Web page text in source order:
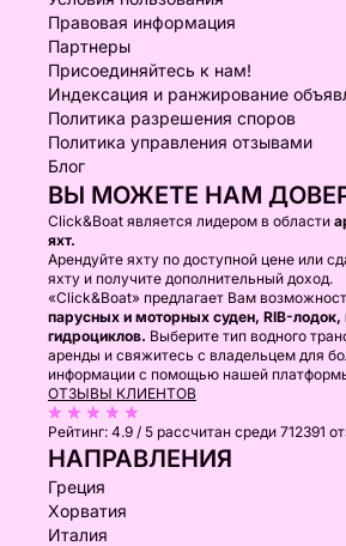
Правовая информация
Партнеры
Присоединяйтесь к нам!
Индексация и ранжирование
Политика разрешения споров
Политика управления отзывами
Блог
ВЫ МОЖЕТЕ НАМ
Click&Boat является лидером в области
яхт.
Арендуйте яхту по доступной цене или
яхту и получите дополнительный доход.
«Click&Boat» предлагает Вам
парусных и моторных суден, RIB-лодок,
гидроциклов. Выберите тип водного
аренды и свяжитесь с владельцем для
информации с помощью нашей
ОТЗЫВЫ КЛИЕНТОВ
Рейтинг: 4.9 / 5 рассчитан среди 712391
НАПРАВЛЕНИЯ
Греция
Хорватия
Италия